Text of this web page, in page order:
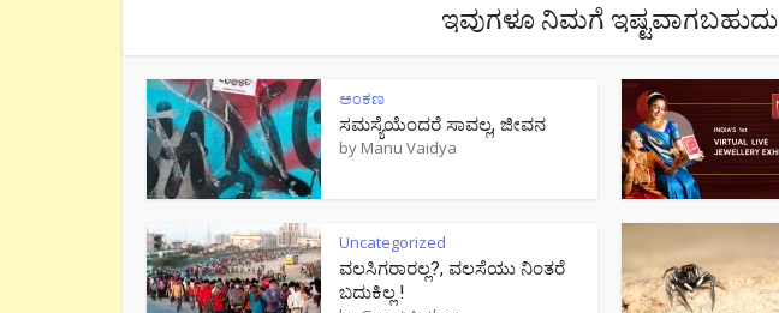
ಇವುಗಳೂ ನಿಮಗೆ ಇಷ್ಟವಾಗಬಹುದು
ಅಂಕಣ
ಸಮಸ್ಯೆಯೆಂದರೆ ಸಾವಲ್ಲ, ಜೀವನ
by Manu Vaidya
Uncategorized
ವಲಸಿಗರಾರಲ್ಲ?, ವಲಸೆಯು ನಿಂತರೆ
ಬದುಕಿಲ್ಲ !